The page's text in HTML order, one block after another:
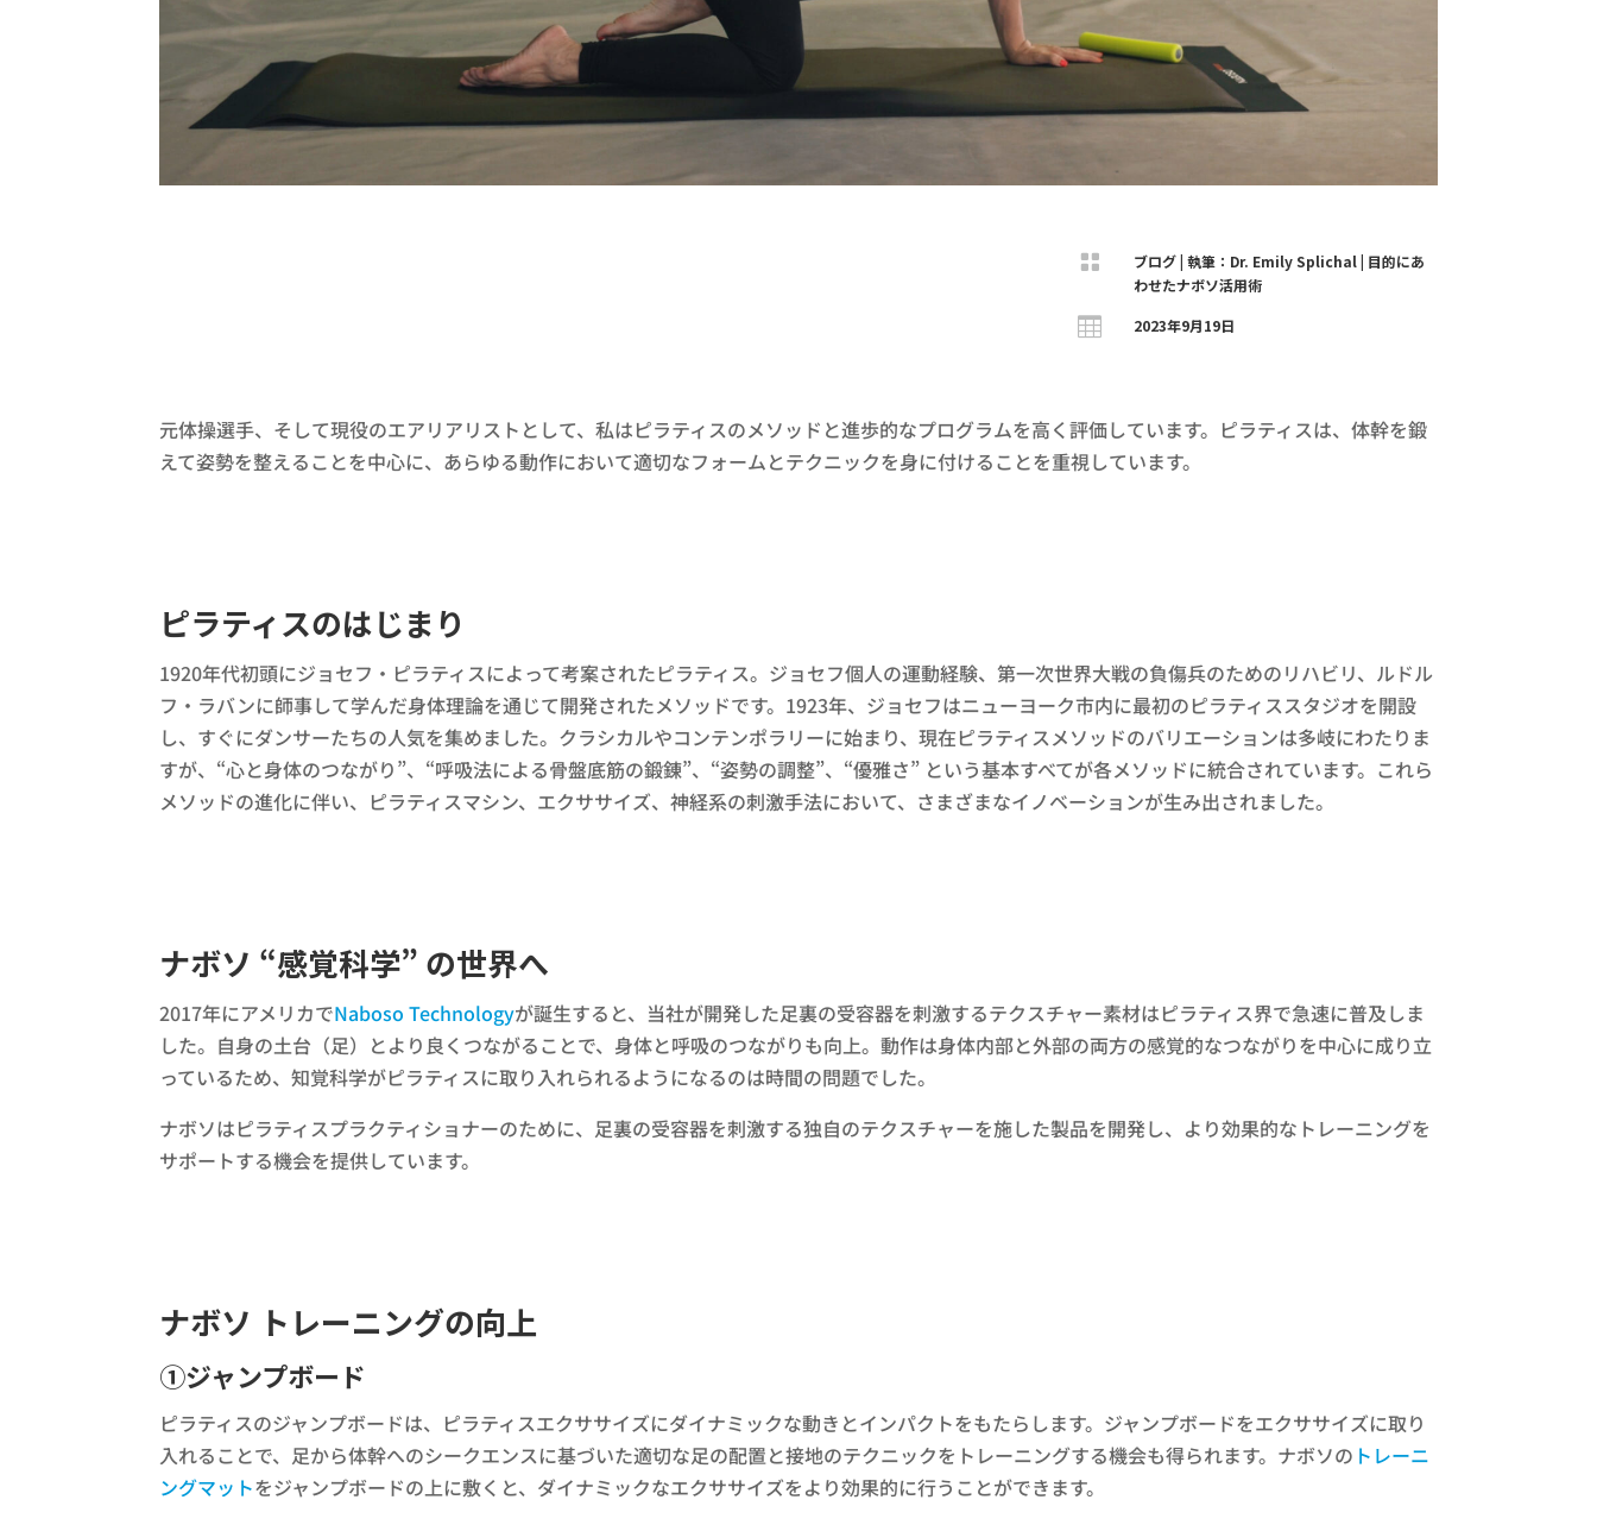
 ブログ|執筆：Dr. Emily Splichal| 目的にあ
わせたナボソ活用術
 2023年9月19日
元体操選手、そして現役のエアリアリストとして、私はピラティスのメソッドと進歩的なプログラムを高く評価しています。ピラティスは、体幹を鍛
えて姿勢を整えることを中心に、あらゆる動作において適切なフォームとテクニックを身に付けることを重視しています。
ピラティスのはじまり
1920年代初頭にジョセフ・ピラティスによって考案されたピラティス。ジョセフ個人の運動経験、第一次世界大戦の負傷兵のためのリハビリ、ルドル
フ・ラバンに師事して学んだ身体理論を通じて開発されたメソッドです。1923年、ジョセフはニューヨーク市内に最初のピラティススタジオを開設
し、すぐにダンサーたちの人気を集めました。クラシカルやコンテンポラリーに始まり、現在ピラティスメソッドのバリエーションは多岐にわたりま
すが、“心と身体のつながり”、“呼吸法による骨盤底筋の鍛錬”、“姿勢の調整”、“優雅さ” という基本すべてが各メソッドに統合されています。これら
メソッドの進化に伴い、ピラティスマシン、エクササイズ、神経系の刺激手法において、さまざまなイノベーションが生み出されました。
ナボソ “感覚科学” の世界へ
2017年にアメリカでNaboso Technologyが誕生すると、当社が開発した足裏の受容器を刺激するテクスチャー素材はピラティス界で急速に普及しま
した。自身の土台（足）とより良くつながることで、身体と呼吸のつながりも向上。動作は身体内部と外部の両方の感覚的なつながりを中心に成り立
っているため、知覚科学がピラティスに取り入れられるようになるのは時間の問題でした。
ナボソはピラティスプラクティショナーのために、足裏の受容器を刺激する独自のテクスチャーを施した製品を開発し、より効果的なトレーニングを
サポートする機会を提供しています。
ナボソ トレーニングの向上
①ジャンプボード
ピラティスのジャンプボードは、ピラティスエクササイズにダイナミックな動きとインパクトをもたらします。ジャンプボードをエクササイズに取り
入れることで、足から体幹へのシークエンスに基づいた適切な足の配置と接地のテクニックをトレーニングする機会も得られます。ナボソの トレーニ
ングマットをジャンプボードの上に敷くと、ダイナミックなエクササイズをより効果的に行うことができます。